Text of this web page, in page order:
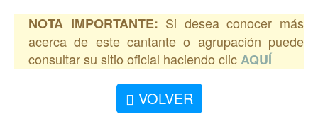
NOTA IMPORTANTE: Si desea conocer más
acerca de este cantante o agrupación puede
consultar su sitio oficial haciendo clicAQUÍ
VOLVER